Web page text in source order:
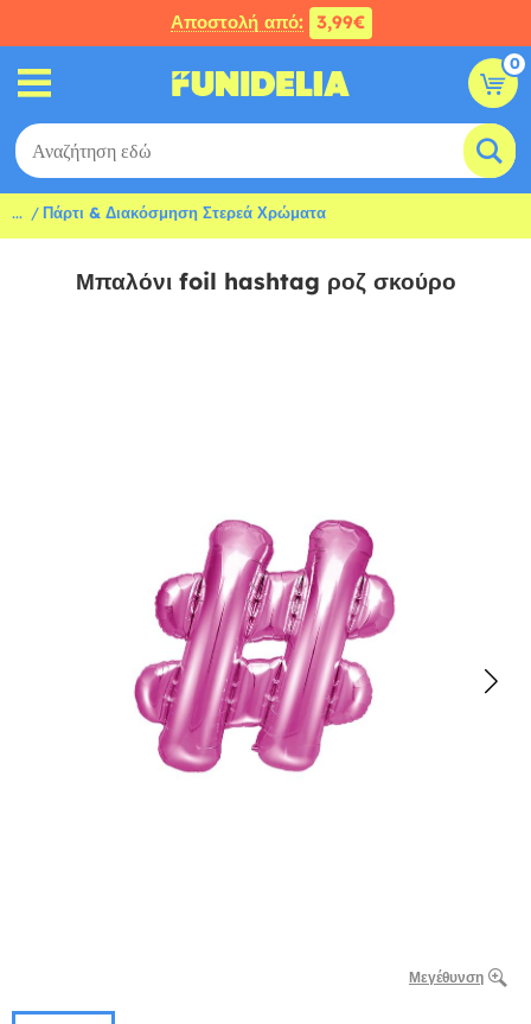
Αποστολή από: 3,99€
0
... Πάρτι & Διακόσμηση Στερεά Χρώματα
Μπαλόνι foil hashtag ροζ σκούρο
Μεγέθυνση